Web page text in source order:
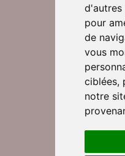
d'autres
pour
de
vous
ciblées,
notre
Suivez-